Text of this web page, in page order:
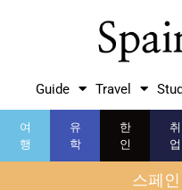
Guide Travel
여
행
유
학
한
인
취
업
스페